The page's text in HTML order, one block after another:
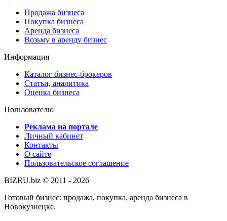
Продажа бизнеса
Покупка бизнеса
Аренда бизнеса
Возьму в аренду бизнес
Информация
Каталог бизнес-брокеров
Статьи, аналитика
Оценка бизнеса
Пользователю
Реклама на портале
Личный кабинет
Контакты
О сайте
Пользовательское соглашение
BIZRU.biz © 2011 - 2026
Готовый бизнес: продажа, покупка, аренда бизнеса в
Новокузнецке.